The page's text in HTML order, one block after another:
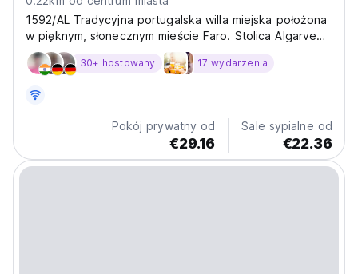
1592/AL Tradycyjna portugalska willa miejska położona
w pięknym, słonecznym mieście Faro. Stolica Algarve
ma wiele do zaoferowania i my też. Gdzie zaczynamy?
Cóż, nasi goście nieustannie nam przypominają, że
30+ hostowany 17 wydarzenia
Pokój prywatny od
€29.16
Sale sypialne od
€22.36